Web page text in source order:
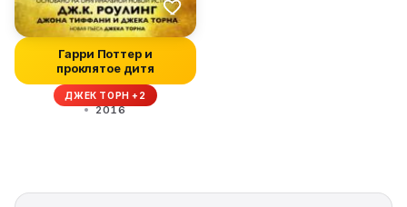
Гарри Поттер и
проклятое дитя
ДЖЕК ТОРН +2
2016